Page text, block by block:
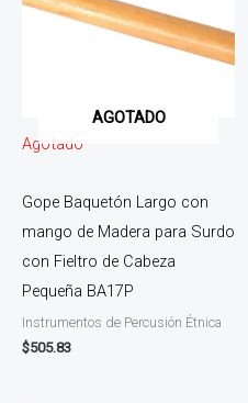
AGOTADO
Agotado
Gope Baquetón Largo con
mango de Madera para Surdo
con Fieltro de Cabeza
Pequeña BA17P
Instrumentos de Percusión Étnica
$505.83